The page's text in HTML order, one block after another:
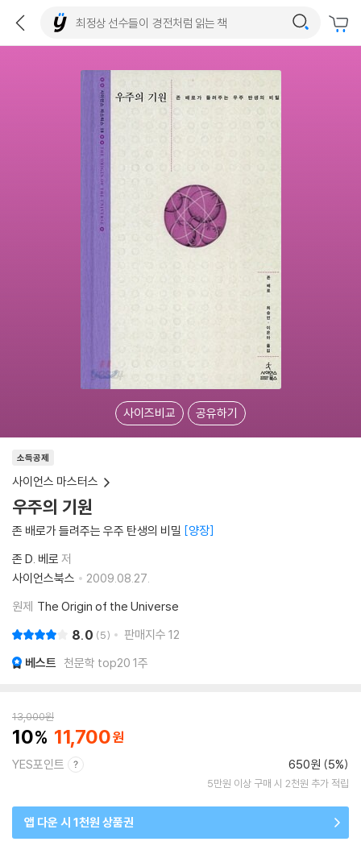
사이즈비교 공유하기
소득공제
사이언스 마스터스
우주의 기원
존 배로가 들려주는 우주 탄생의 비밀
양장
존 D. 베로 저
사이언스북스
2009.08.27.
원제 The Origin of the Universe
8.0 5 판매지수 12
베스트 천문학 top20 1주
13,000원
10 11,700
YES포인트 650원 (5%)
5만원 이상 구매 시 2천원 추가 적립
앱 다운 시 1천원 상품권